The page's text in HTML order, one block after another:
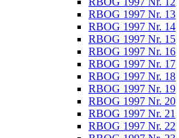
RBOG 1997 Nr. 13
RBOG 1997 Nr. 14
RBOG 1997 Nr. 15
RBOG 1997 Nr. 16
RBOG 1997 Nr. 17
RBOG 1997 Nr. 18
RBOG 1997 Nr. 19
RBOG 1997 Nr. 20
RBOG 1997 Nr. 21
RBOG 1997 Nr. 22